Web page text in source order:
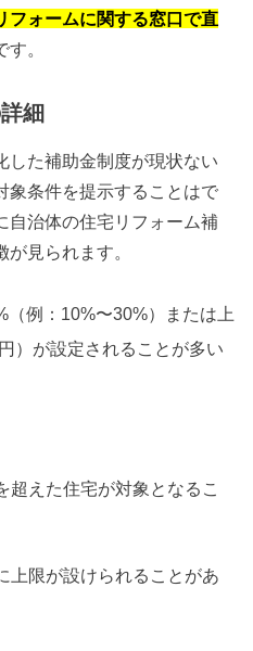
フォームに関する窓口で直
。
細
した補助金制度が現状ない
象条件を提示することはで
自治体の住宅リフォーム補
見られます。
（例：10%〜30%）または上
）が設定されることが多い
超えた住宅が対象となるこ
上限が設けられることがあ